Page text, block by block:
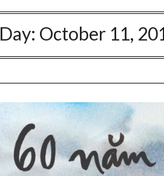
Day: October 11,